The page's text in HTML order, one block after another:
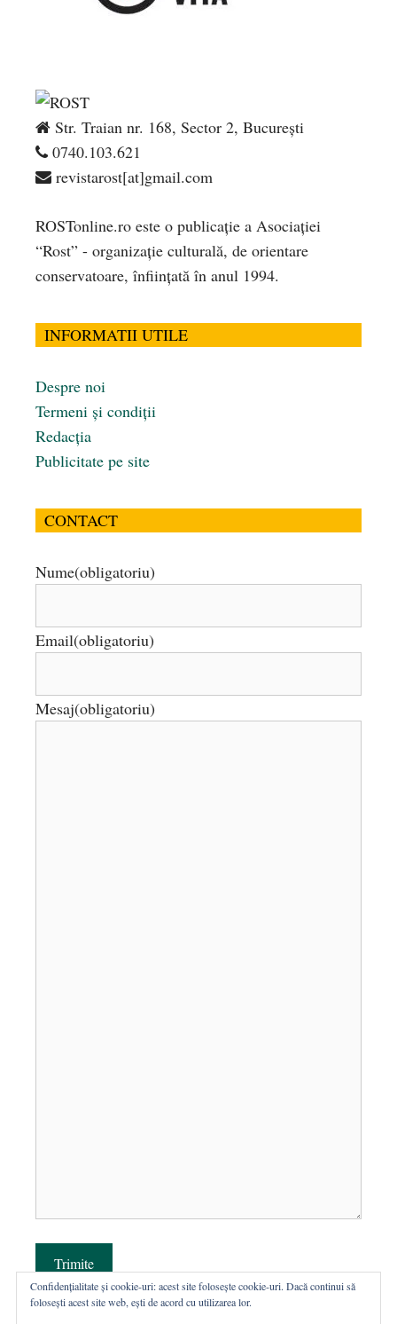
Str. Traian nr. 168, Sector 2, București
0740.103.621
revistarost[at]gmail.com
ROSTonline.ro este o publicaţie a Asociaţiei
“Rost” - organizaţie culturală, de orientare
conservatoare, înfiinţată în anul 1994.
INFORMATII UTILE
Despre noi
Termeni și condiții
Redacția
Publicitate pe site
CONTACT
Nume(obligatoriu)
Email(obligatoriu)
Mesaj(obligatoriu)
Trimite
Confidențialitate și cookie-uri: acest site folosește cookie-uri. Dacă continui să
folosești acest site web, ești de acord cu utilizarea lor.